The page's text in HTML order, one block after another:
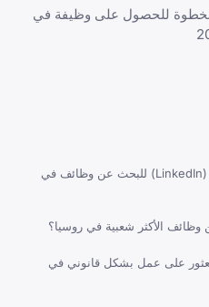
بخطوة للحصول على وظيفة في
هل يُستخدم لينكد إن (LinkedIn) للبحث عن وظائف في
الأكثر شعبية في روسيا؟
على عمل بشكل قانوني في